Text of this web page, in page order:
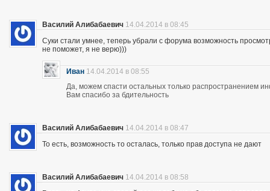
Василий Алибабаевич 14.04.2014 в 08:45
Суки стали умнее, теперь убрали с форума возможность
не поможет, я не верю)))
Иван 14.04.2014 в 08:55
Да, можем спасти остальных только распространением
Вам спасибо за бдительность
Василий Алибабаевич 14.04.2014 в 08:47
То есть, возможность то осталась, только прав доступа не дают
Василий Алибабаевич 14.04.2014 в 08:58